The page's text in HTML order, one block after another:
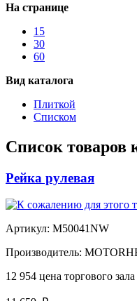
На странице
15
30
60
Вид каталога
Плиткой
Списком
Список товаров
Рейка рулевая
Артикул: M50041NW
Производитель:
12 954 цена торгового зала